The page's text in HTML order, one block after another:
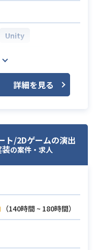
Unity
開発案件となりま
的な開発がスタート
ディレクターと背
ーを中心に5ポジシ
案件へのアサイン
ございます。
トデザイナーの募
詳細を見る
/2Dゲームの演出
の案件・求人
（140時間 ~ 180時間）